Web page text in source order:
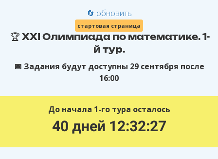
🔄 обновить
стартовая страница
🏆 XXI Олимпиада по математике. 1-
й тур.
📅 Задания будут доступны 29 сентября после
16:00
До начала 1-го тура осталось
40 дней 12:32:27